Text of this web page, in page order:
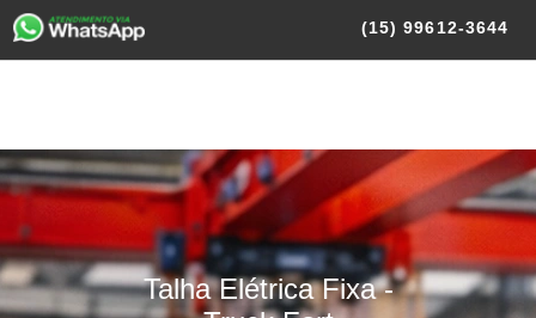
(15)99612-3644
Talha Elétrica Fixa -